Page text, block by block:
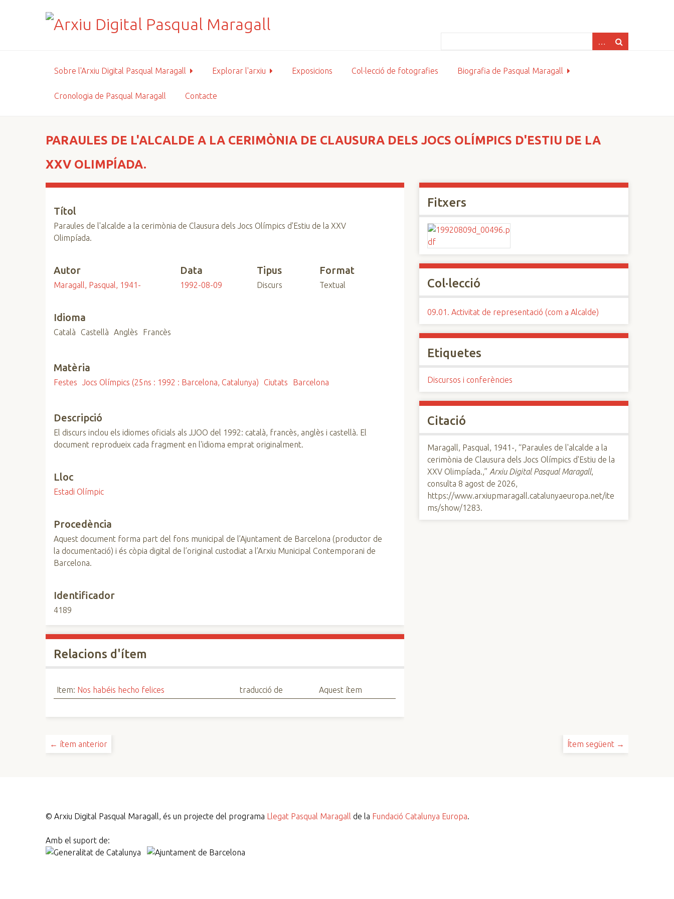
Sobre l'Arxiu Digital Pasqual Maragall Explorar l'arxiu Exposicions Col·lecció de fotografies Biografia de Pasqual Maragall
Cronologia de Pasqual Maragall Contacte
PARAULES DE L'ALCALDE A LA CERIMÒNIA DE CLAUSURA DELS JOCS OLÍMPICS D'ESTIU DE LA
XXV OLIMPÍADA.
Títol
Paraules de l'alcalde a la cerimònia de Clausura dels Jocs Olímpics d'Estiu de la XXV
Olimpíada.
Autor
Maragall, Pasqual, 1941-
Data
1992-08-09
Tipus
Discurs
Format
Textual
Idioma
Català Castellà Anglès Francès
Matèria
Festes Jocs Olímpics (25ns : 1992 : Barcelona, Catalunya) Ciutats Barcelona
Descripció
El discurs inclou els idiomes oficials als JJOO del 1992: català, francès, anglès i castellà. El
document reprodueix cada fragment en l'idioma emprat originalment.
Lloc
Estadi Olímpic
Procedència
Aquest document forma part del fons municipal de l’Ajuntament de Barcelona (productor de
la documentació) i és còpia digital de l’original custodiat a l’Arxiu Municipal Contemporani de
Barcelona.
Identificador
4189
Relacions d'ítem
Item: Nos habéis hecho felices traducció de Aquest ítem
Fitxers
Col·lecció
09.01. Activitat de representació (com a Alcalde)
Etiquetes
Discursos i conferències
Citació
Maragall, Pasqual, 1941-, “Paraules de l'alcalde a la
cerimònia de Clausura dels Jocs Olímpics d'Estiu de la
XXV Olimpíada.,” Arxiu Digital Pasqual Maragall,
consulta 8 agost de 2026,
https://www.arxiupmaragall.catalunyaeuropa.net/ite
ms/show/1283.
← ítem anterior Ítem següent →
©Arxiu Digital Pasqual Maragall, és un projecte del programa Llegat Pasqual Maragall de la Fundació Catalunya Europa.
Amb el suport de: